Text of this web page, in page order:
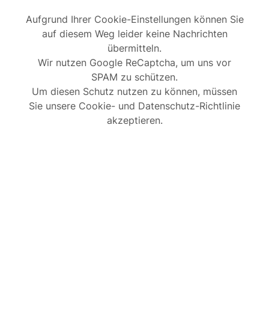
Aufgrund Ihrer Cookie-Einstellungen können Sie
auf diesem Weg leider keine Nachrichten
übermitteln.
Wir nutzen Google ReCaptcha, um uns vor
SPAM zu schützen.
Um diesen Schutz nutzen zu können, müssen
Sie unsere Cookie- und Datenschutz-Richtlinie
akzeptieren.